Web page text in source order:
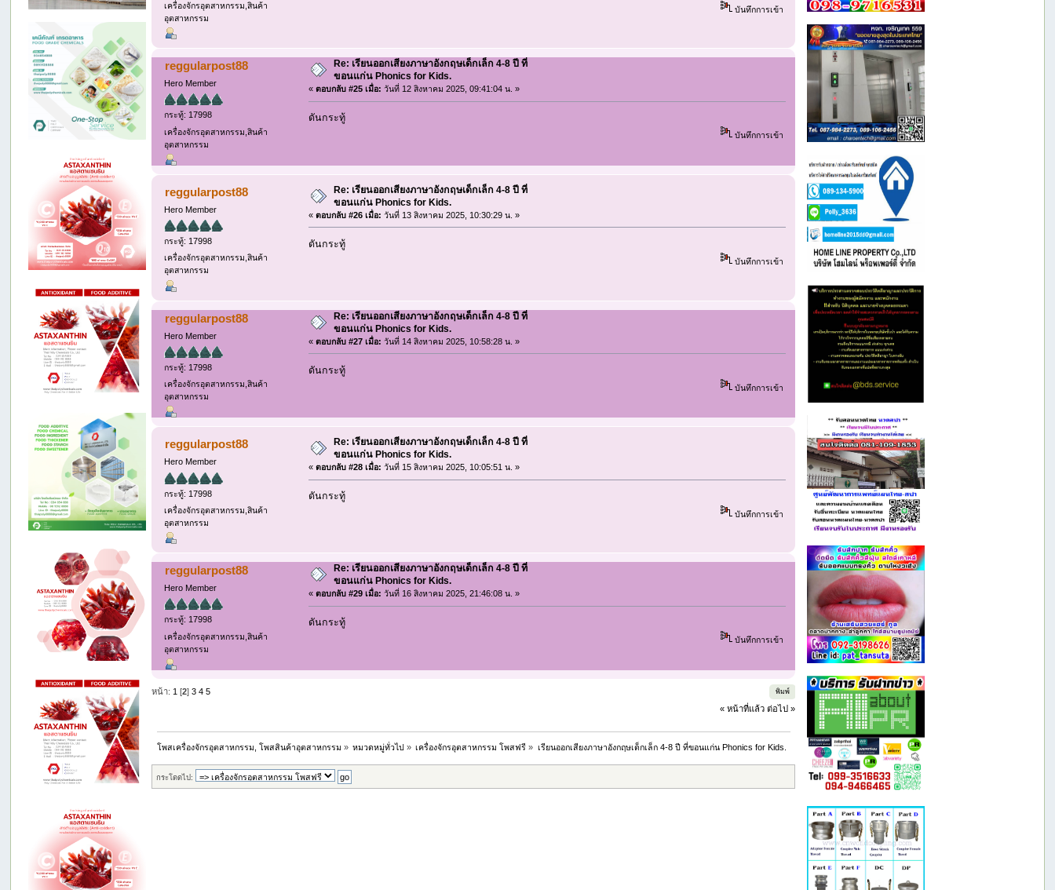
เครื่องจักรอุตสาหกรรม,สินค้า
อุตสาหกรรม
บันทึกการเข้า
reggularpost88
Hero Member
กระทู้: 17998
เครื่องจักรอุตสาหกรรม,สินค้า
อุตสาหกรรม
Re: เรียนออกเสียงภาษาอังกฤษเด็กเล็ก 4-8 ปี ที่
ขอนแก่น Phonics for Kids.
«ตอบกลับ #25 เมื่อ: วันที่ 12 สิงหาคม 2025, 09:41:04 น. »
ดันกระทู้
บันทึกการเข้า
reggularpost88
Hero Member
กระทู้: 17998
เครื่องจักรอุตสาหกรรม,สินค้า
อุตสาหกรรม
Re: เรียนออกเสียงภาษาอังกฤษเด็กเล็ก 4-8 ปี ที่
ขอนแก่น Phonics for Kids.
«ตอบกลับ #26 เมื่อ: วันที่ 13 สิงหาคม 2025, 10:30:29 น. »
ดันกระทู้
บันทึกการเข้า
reggularpost88
Hero Member
กระทู้: 17998
เครื่องจักรอุตสาหกรรม,สินค้า
อุตสาหกรรม
Re: เรียนออกเสียงภาษาอังกฤษเด็กเล็ก 4-8 ปี ที่
ขอนแก่น Phonics for Kids.
«ตอบกลับ #27 เมื่อ: วันที่ 14 สิงหาคม 2025, 10:58:28 น. »
ดันกระทู้
บันทึกการเข้า
reggularpost88
Hero Member
กระทู้: 17998
เครื่องจักรอุตสาหกรรม,สินค้า
อุตสาหกรรม
Re: เรียนออกเสียงภาษาอังกฤษเด็กเล็ก 4-8 ปี ที่
ขอนแก่น Phonics for Kids.
«ตอบกลับ #28 เมื่อ: วันที่ 15 สิงหาคม 2025, 10:05:51 น. »
ดันกระทู้
บันทึกการเข้า
reggularpost88
Hero Member
กระทู้: 17998
เครื่องจักรอุตสาหกรรม,สินค้า
อุตสาหกรรม
Re: เรียนออกเสียงภาษาอังกฤษเด็กเล็ก 4-8 ปี ที่
ขอนแก่น Phonics for Kids.
«ตอบกลับ #29 เมื่อ: วันที่ 16 สิงหาคม 2025, 21:46:08 น. »
ดันกระทู้
บันทึกการเข้า
พิมพ์
หน้า: 1 [2]3 4 5
« หน้าที่แล้ว ต่อไป »
โพสเครื่องจักรอุตสาหกรรม, โพสสินค้าอุตสาหกรรม » หมวดหมู่ทั่วไป » เครื่องจักรอุตสาหกรรม โพสฟรี » เรียนออกเสียงภาษาอังกฤษเด็กเล็ก 4-8 ปี ที่ขอนแก่น Phonics for Kids.
กระโดดไป: